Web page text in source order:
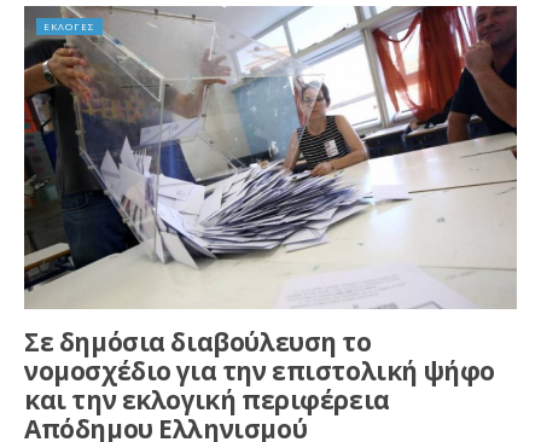
ΕΚΛΟΓΕΣ
Σε δημόσια διαβούλευση το
νομοσχέδιο για την επιστολική ψήφο
και την εκλογική περιφέρεια
Απόδημου Ελληνισμού